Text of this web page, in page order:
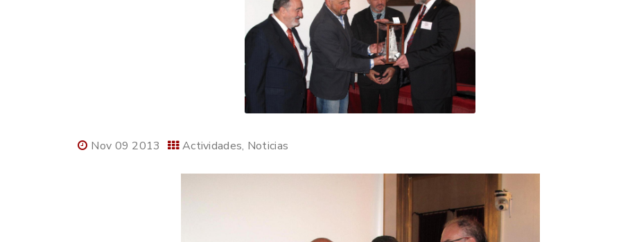
Nov 09 2013 Actividades Noticias